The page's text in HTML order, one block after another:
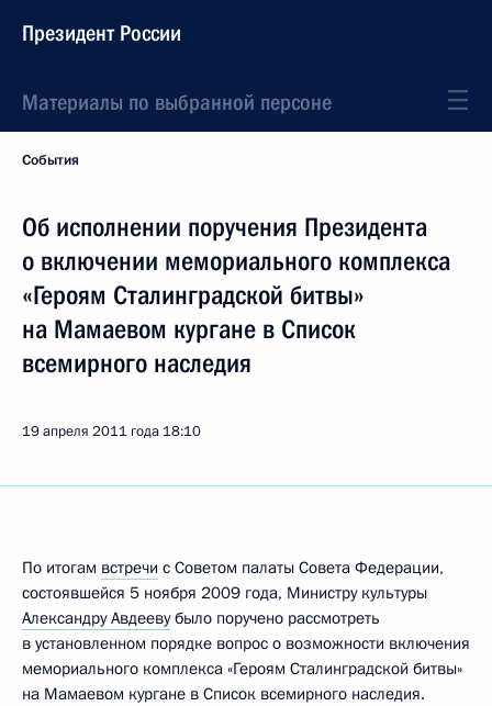
Президент России
Материалы по выбранной персоне
События
Об исполнении поручения Президента
о включении мемориального комплекса
«Героям Сталинградской битвы»
на Мамаевом кургане в Список
всемирного наследия
19 апреля 2011 года 18:10
По итогам встречи с Советом палаты Совета Федерации,
состоявшейся 5 ноября 2009 года, Министру культуры
Александру Авдеевубыло поручено рассмотреть
в установленном порядке вопрос о возможности включения
мемориального комплекса «Героям Сталинградской битвы»
на Мамаевом кургане в Список всемирного наследия.